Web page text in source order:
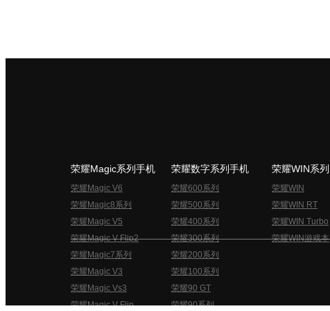
荣耀Magic系列手机
荣耀Magic V6
荣耀Magic8系列
荣耀Magic V5
荣耀Magic V Flip2
荣耀Magic7系列
荣耀Magic V3
荣耀Magic Vs3
荣耀Magic V Flip
荣耀数字系列手机
荣耀600系列
荣耀500系列
荣耀400系列
荣耀300系列
荣耀200系列
荣耀100系列
荣耀90 GT
荣耀90系列
荣耀WIN系列
荣耀WIN
荣耀WIN RT
荣耀WIN Turbo
荣耀WIN游戏本